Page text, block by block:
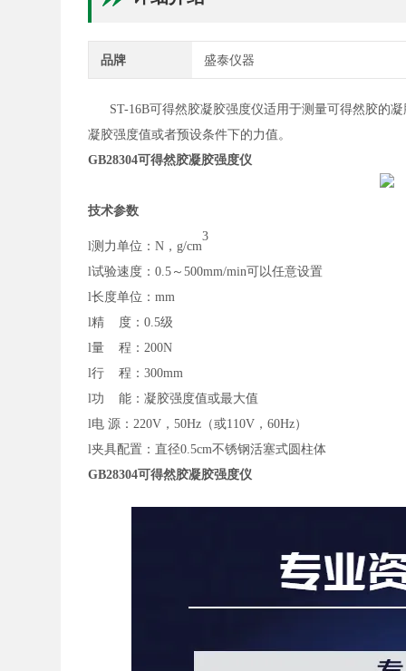
品牌 盛泰仪器
ST-16B可得然胶凝胶强度仪适用于测量可得然胶的
凝胶强度值或者预设条件下的力值。
GB28304可得然胶凝胶强度仪
技术参数
l测力单位：N ，g/cm
3
l试验速度：0.5～500mm/min可以任意设置
l长度单位：mm
l精 度：0.5级
l量 程：200N
l行 程：300mm
l功 能：凝胶强度值或最大值
l电 源：220V，50Hz（或110V，60Hz）
l夹具配置：直径0.5cm不锈钢活塞式圆柱体
GB28304可得然胶凝胶强度仪